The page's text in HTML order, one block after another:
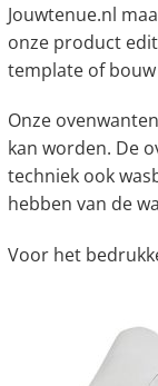
Jouwtenue.nl
onze product
template of
Onze
kan worden. De
techniek ook
hebben van de
Voor het